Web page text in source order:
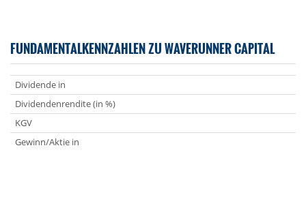
FUNDAMENTALKENNZAHLEN ZU WAVERUNNER CAPITAL
Dividende in
Dividendenrendite (in %)
KGV
Gewinn/Aktie in